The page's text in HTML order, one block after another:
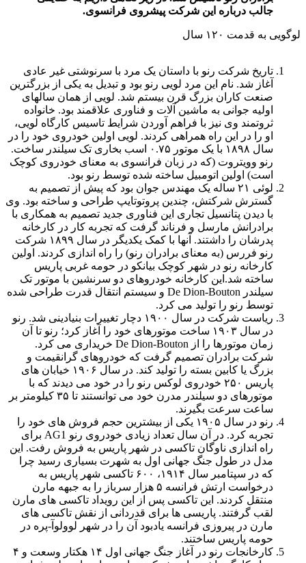
جالب درباره این شرکت پیشروی فرانسوی.
لوگویی به قدمت ۱۲۰ سال
تاریخ شرکت رنو با داستان یک مرد با سرنوشتی غیر عادی
آغاز شد. نام این مرد لویی رنو بود و تبدیل به یکی از بزرگترین
صنعت کاران بزرگ قرن بیستم شد. لویی از همان سالهای
اولیه جوانی به ماشین آلات و فناوری علاقمند بود. خانواده
ثروتمند وی نیز با فراهم آوردن شرایط تاسیس کارگاه لویی،
او را در این راه همراهی کردند. لویی اولین خودروی خود را در
سال ۱۸۹۸
با یک موتور ۰.۷۵ اسب بخاری تک سیلندر ساخت.
رنو وویتروت (که در زبان فرانسوی به معنای خودروی کوچک
است) اولین اتومبیل ساخته شده توسط رنو بود.
لوئی ۲۱ ساله یک مهندس جوان بود که پیش از تصمیم به
گسترش شرکتش، چندین پروتوتایپ طراحی و ساخته بود. وی
با دیدن پتانسیل تجاری این فناوری جدید تصمیم به همکاری با
برادرانش مارسل و فرناند گرفت که تجربه کار در کارخانه
پدرشان را داشتند. آنها با کمک یکدیگر در سال ۱۸۹۹ شرکت
رنو فررس (به معنای برادران رنو) را راه اندازی کردند. اولین
کارخانه رنو در شهر کوچک بیانکو در حومه غربی پاریس
ساخته شد.این کارخانه خودروهای دو سرنشین با موتور تک
سیلندر De Dion-Bouton و سیستم انتقال قدرت طراحی شده
توسط رنو را تولید می کرد.
ریاست شرکت در سال ۱۹۰۰ دچار تغییرات بنیادینی شد. رنو
در سال ۱۹۰۳ ساخت موتورهای خود را آغاز کرد؛ رنو تا آن
زمان موتورها را از De Dion-Bouton خریداری می کرد.
شرکت برادران تصمیم گرفت که خودروهای گرانقیمت و
بزرگ یا کابین بسته را تولید کند. در سال ۱۹۰۶ خیابان های
پاریس ۲۵۰ خودروی لوکس رنو را در خود می دیدند که با
موتورهای دو سیلندر مدرن خود می توانستند تا ۳۵ کیلومتر بر
ساعت سرعت بگیرند.
رنو در سال ۱۹۰۵ یکی از بیشترین حجم فروش های خود را
تجربه کرد. در آن سال تعداد زیادی خودروی رنو AG1 برای
راه اندازی ناوگان تاکسی در شهر پاریس به فروش رفت. این
مدل در طول جنگ جهانی اول به شهرت بسیاری رسید چرا
که در سپتامبر سال ۱۹۱۴، ۶۰۰ تاکسی شهر پاریس به
درخواست ارتش فرانسه ۵ هزار سرباز را به جبهه مارن
منتقل کردند. این تاکسی پس از این رویداد تاکسی های مارن
لقب گرفتند. پاریسی ها برای قدردانی از نقش تاکسی های
مارن در پیروزی فرانسه یادبود آن را در شهر لوولوآ-پره در
حومه پاریس ساختند.
کارخانجات رنو در آغاز جنگ جهانی اول ۱۴ هکتار وسعت و ۴